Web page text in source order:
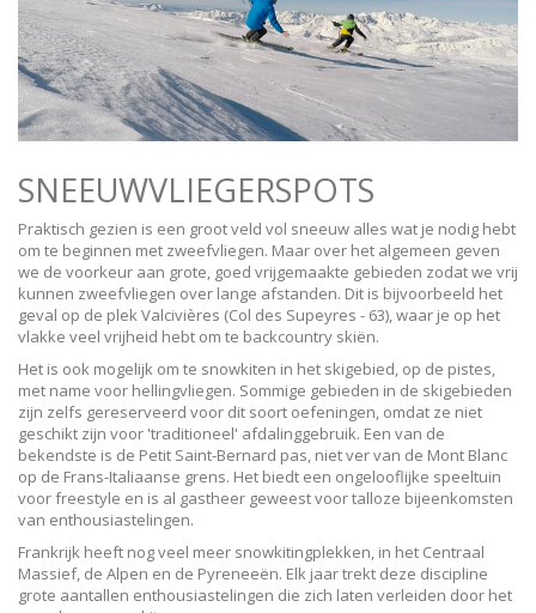
SNEEUWVLIEGERSPOTS
Praktisch gezien is een groot veld vol sneeuw alles wat je nodig hebt
om te beginnen met zweefvliegen. Maar over het algemeen geven
we de voorkeur aan grote, goed vrijgemaakte gebieden zodat we vrij
kunnen zweefvliegen over lange afstanden. Dit is bijvoorbeeld het
geval op de plek Valcivières (Col des Supeyres - 63), waar je op het
vlakke veel vrijheid hebt om te backcountry skiën.
Het is ook mogelijk om te snowkiten in het skigebied, op de pistes,
met name voor hellingvliegen. Sommige gebieden in de skigebieden
zijn zelfs gereserveerd voor dit soort oefeningen, omdat ze niet
geschikt zijn voor 'traditioneel' afdalinggebruik. Een van de
bekendste is de Petit Saint-Bernard pas, niet ver van de Mont Blanc
op de Frans-Italiaanse grens. Het biedt een ongelooflijke speeltuin
voor freestyle en is al gastheer geweest voor talloze bijeenkomsten
van enthousiastelingen.
Frankrijk heeft nog veel meer snowkitingplekken, in het Centraal
Massief, de Alpen en de Pyreneeën. Elk jaar trekt deze discipline
grote aantallen enthousiastelingen die zich laten verleiden door het